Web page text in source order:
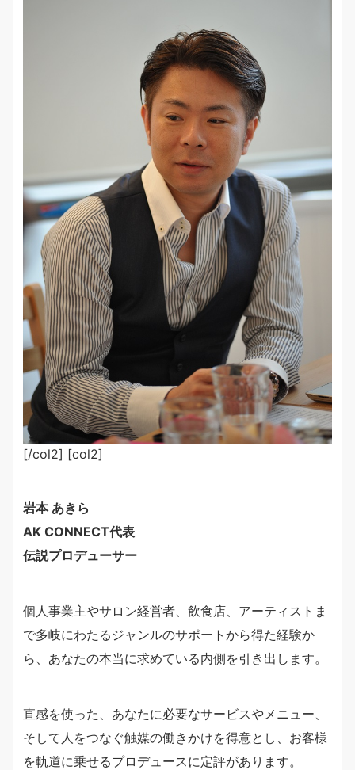
[/col2] [col2]
岩本 あきら
AK CONNECT代表
伝説プロデューサー
個人事業主やサロン経営者、飲食店、アーティストま
で多岐にわたるジャンルのサポートから得た経験か
ら、あなたの本当に求めている内側を引き出します。
直感を使った、あなたに必要なサービスやメニュー、
そして人をつなぐ触媒の働きかけを得意とし、お客様
を軌道に乗せるプロデュースに定評があります。